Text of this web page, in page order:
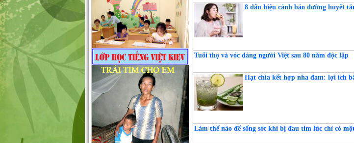
8 dấu hiệu cảnh báo đường huyết
Tuổi thọ và vóc dáng người Việt sau 80 năm độc lập
Hạt chia kết hợp nha đam: lợi ích
Làm thế nào để sống sót khi bị đau tim lúc chỉ có